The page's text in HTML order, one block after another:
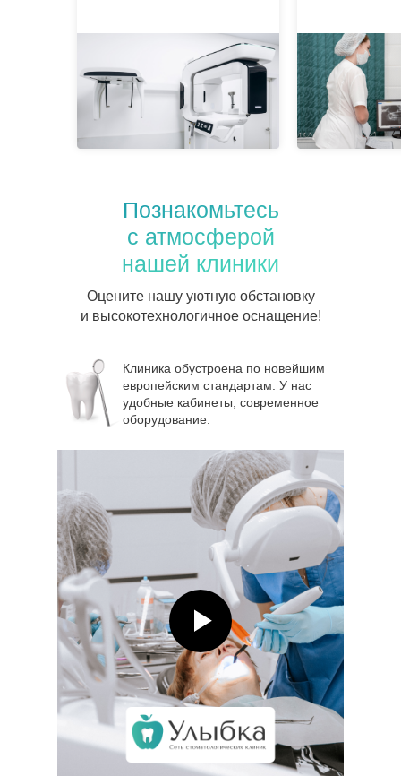
Познакомьтесь
с атмосферой
нашей клиники
Оцените нашу уютную обстановку
и высокотехнологичное оснащение!
Клиника обустроена по новейшим
европейским стандартам. У нас
удобные кабинеты, современное
оборудование.